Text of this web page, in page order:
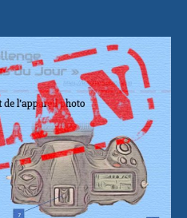
challenge
« Focus
du
Jour »